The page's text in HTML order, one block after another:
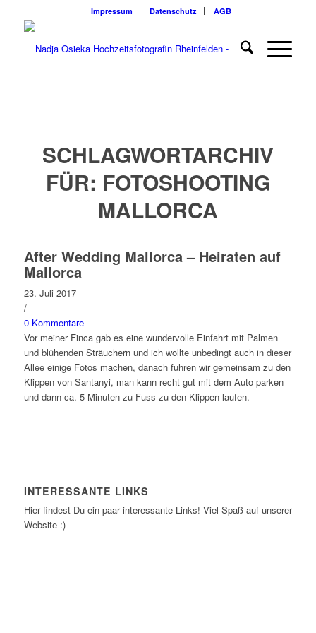
Impressum Datenschutz AGB
SCHLAGWORTARCHIV
FÜR: FOTOSHOOTING
MALLORCA
After Wedding Mallorca – Heiraten auf
Mallorca
23. Juli 2017
/
0 Kommentare
Vor meiner Finca gab es eine wundervolle Einfahrt mit Palmen
und blühenden Sträuchern und ich wollte unbedingt auch in dieser
Allee einige Fotos machen, danach fuhren wir gemeinsam zu den
Klippen von Santanyi, man kann recht gut mit dem Auto parken
und dann ca. 5 Minuten zu Fuss zu den Klippen laufen.
INTERESSANTE LINKS
Hier findest Du ein paar interessante Links! Viel Spaß auf unserer
Website :)